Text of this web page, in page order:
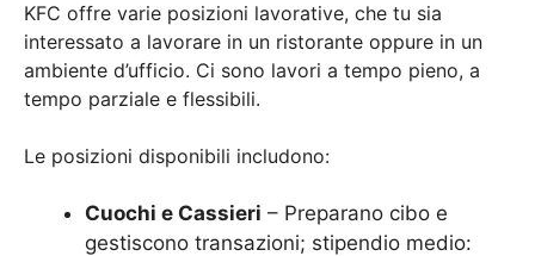
KFC offre varie posizioni lavorative, che tu sia
interessato a lavorare in un ristorante oppure in un
ambiente d’ufficio. Ci sono lavori a tempo pieno, a
tempo parziale e flessibili.
Le posizioni disponibili includono:
Cuochi e Cassieri – Preparano cibo e
gestiscono transazioni; stipendio medio: